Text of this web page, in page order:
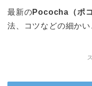
最新のPococha（ポコ
法、コツなどの細かい